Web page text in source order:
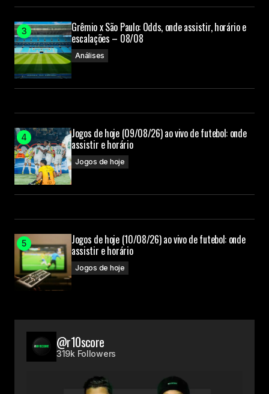
Grêmio x São Paulo: Odds, onde assistir, horário e
escalações – 08/08
Análises
Jogos de hoje (09/08/26) ao vivo de futebol: onde
assistir e horário
Jogos de hoje
Jogos de hoje (10/08/26) ao vivo de futebol: onde
assistir e horário
Jogos de hoje
@r10score
319k Followers